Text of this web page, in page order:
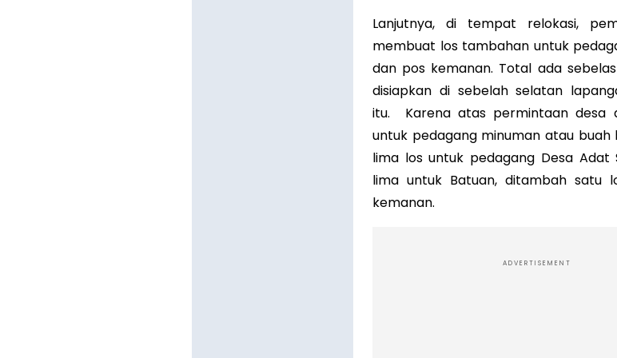
Lanjutnya, di tempat relokasi,
membuat los tambahan untuk
dan pos kemanan. Total ada
disiapkan di sebelah selatan
itu. Karena atas permintaan desa
untuk pedagang minuman atau buah
lima los untuk pedagang Desa Adat
lima untuk Batuan, ditambah satu
kemanan.
ADVERTISEMENT